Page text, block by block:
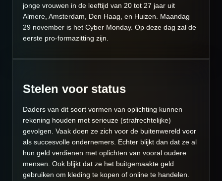
jonge vrouwen in de leeftijd van 20 tot 27 jaar uit
Almere, Amsterdam, Den Haag, en Huizen. Maandag
29 november is het Cyber Monday. Op deze dag zal de
eerste pro-formazitting zijn.
Stelen voor status
Daders van dit soort vormen van oplichting kunnen
rekening houden met serieuze (strafrechtelijke)
gevolgen. Vaak doen ze zich voor de buitenwereld voor
als succesvolle ondernemers. Echter blijkt dan dat ze al
hun geld verdienen met oplichten van vooral oudere
mensen. Ook blijkt dat ze het buitgemaakte geld
gebruiken om kleding te kopen of online te handelen.